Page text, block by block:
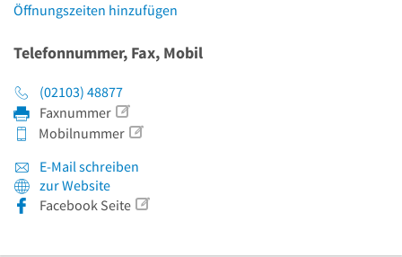
Öffnungszeiten hinzufügen
Telefonnummer, Fax, Mobil
(02103) 48877
Faxnummer
Mobilnummer
E-Mail schreiben
zur Website
Facebook Seite